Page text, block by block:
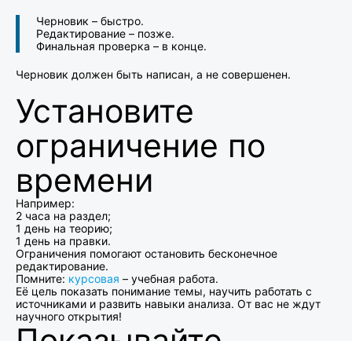
Черновик – быстро.
Редактирование – позже.
Финальная проверка – в конце.
Черновик должен быть написан, а не совершенен.
Установите
ограничение по
времени
Например:
2 часа на раздел;
1 день на теорию;
1 день на правки.
Ограничения помогают остановить бесконечное
редактирование.
Помните: курсовая – учебная работа.
Её цель показать понимание темы, научить работать с
источниками и развить навыки анализа. От вас не ждут
научного открытия!